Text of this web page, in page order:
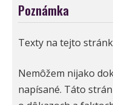
Poznámka
Texty na tejto
Nemôžem nijako
napísané. Táto